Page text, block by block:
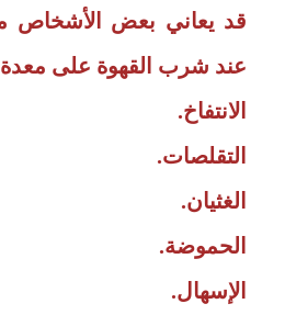
قد يعاني بعض
عند شرب القهوة على معدة
الانتفاخ.
التقلصات.
الغثيان.
الحموضة.
الإسهال.